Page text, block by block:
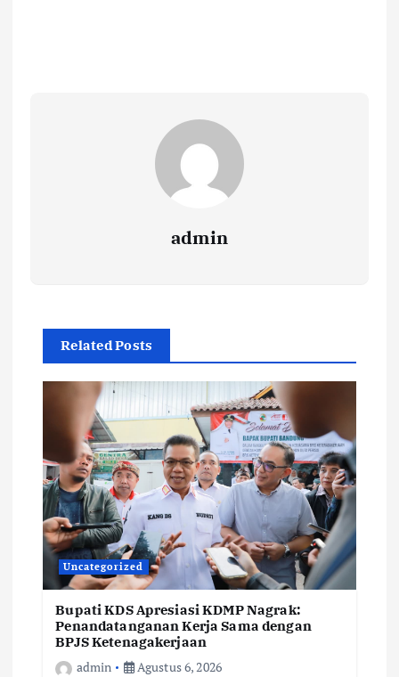
admin
Related Posts
Uncategorized
Bupati KDS Apresiasi KDMP Nagrak:
Penandatanganan Kerja Sama dengan
BPJS Ketenagakerjaan
admin
Agustus 6, 2026